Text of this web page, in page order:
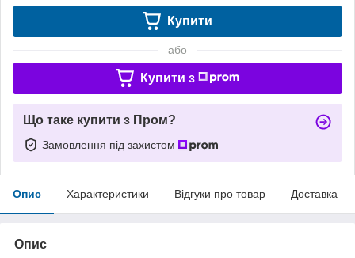
Купити
або
Купити з
Що таке купити з Пром?
Замовлення під захистом
Опис Характеристики Відгуки про товар Доставка
Опис